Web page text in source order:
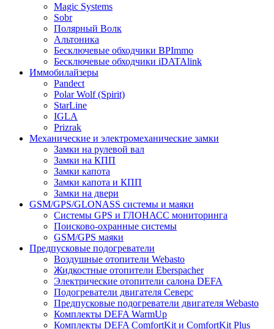
Magic Systems
Sobr
Полярный Волк
Альтоника
Бесключевые обходчики BPImmo
Бесключевые обходчики iDATAlink
Иммобилайзеры
Pandect
Polar Wolf (Spirit)
StarLine
IGLA
Prizrak
Механические и электромеханические замки
Замки на рулевой вал
Замки на КПП
Замки капота
Замки капота и КПП
Замки на двери
GSM/GPS/GLONASS системы и маяки
Системы GPS и ГЛОНАСС мониторинга
Поисково-охранные системы
GSM/GPS маяки
Предпусковые подогреватели
Воздушные отопители Webasto
Жидкостные отопители Eberspacher
Электрические отопители салона DEFA
Подогреватели двигателя Северс
Предпусковые подогреватели двигателя Webasto
Комплекты DEFA WarmUp
Комплекты DEFA ComfortKit и ComfortKit Plus